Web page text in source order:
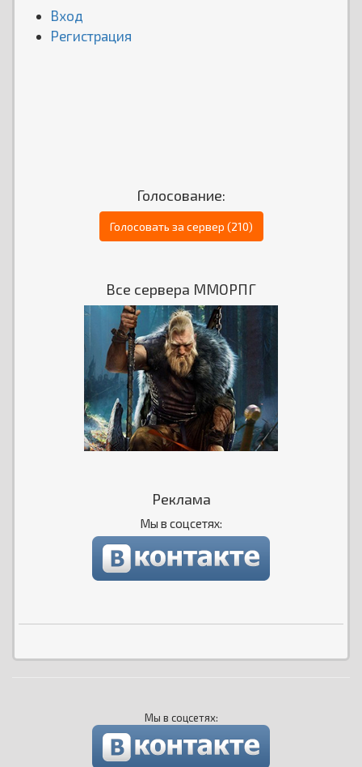
Вход
Регистрация
Голосование:
Голосовать за сервер (210)
Все сервера ММОРПГ
Реклама
Мы в соцсетях:
Мы в соцсетях: